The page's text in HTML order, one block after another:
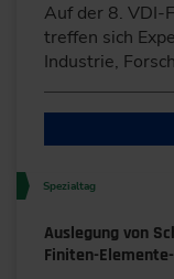
Auf der 8. VDI-
treffen sich
Industrie,
Spezialtag
Auslegung von
Finiten-